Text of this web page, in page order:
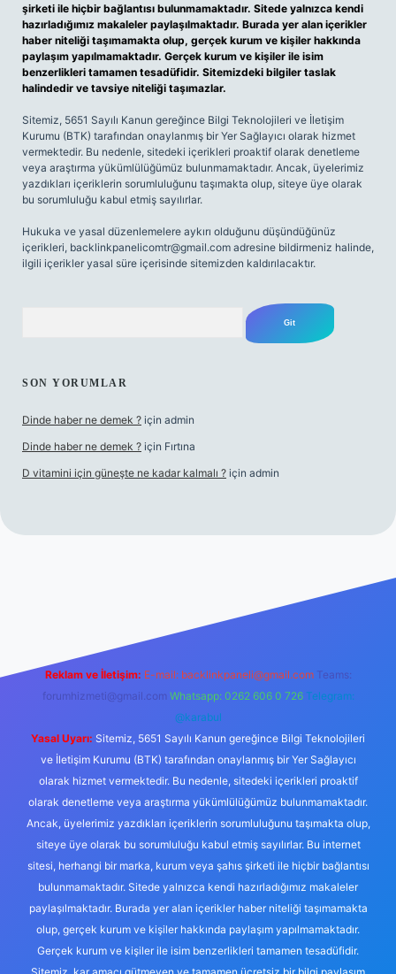
şirketi ile hiçbir bağlantısı bulunmamaktadır. Sitede yalnızca kendi
hazırladığımız makaleler paylaşılmaktadır. Burada yer alan içerikler
haber niteliği taşımamakta olup, gerçek kurum ve kişiler hakkında
paylaşım yapılmamaktadır. Gerçek kurum ve kişiler ile isim
benzerlikleri tamamen tesadüfidir. Sitemizdeki bilgiler taslak
halindedir ve tavsiye niteliği taşımazlar.
Sitemiz, 5651 Sayılı Kanun gereğince Bilgi Teknolojileri ve İletişim
Kurumu (BTK) tarafından onaylanmış bir Yer Sağlayıcı olarak hizmet
vermektedir. Bu nedenle, sitedeki içerikleri proaktif olarak denetleme
veya araştırma yükümlülüğümüz bulunmamaktadır. Ancak, üyelerimiz
yazdıkları içeriklerin sorumluluğunu taşımakta olup, siteye üye olarak
bu sorumluluğu kabul etmiş sayılırlar.
Hukuka ve yasal düzenlemelere aykırı olduğunu düşündüğünüz
içerikleri, backlinkpanelicomtr@gmail.com adresine bildirmeniz halinde,
ilgili içerikler yasal süre içerisinde sitemizden kaldırılacaktır.
SON YORUMLAR
Dinde haber ne demek ? için admin
Dinde haber ne demek ? için Fırtına
D vitamini için güneşte ne kadar kalmalı ? için admin
Reklam ve İletişim: E-mail: backlinkpaneli@gmail.com Teams:
forumhizmeti@gmail.com Whatsapp: 0262 606 0 726 Telegram:
@karabul
Yasal Uyarı: Sitemiz, 5651 Sayılı Kanun gereğince Bilgi Teknolojileri
ve İletişim Kurumu (BTK) tarafından onaylanmış bir Yer Sağlayıcı
olarak hizmet vermektedir. Bu nedenle, sitedeki içerikleri proaktif
olarak denetleme veya araştırma yükümlülüğümüz bulunmamaktadır.
Ancak, üyelerimiz yazdıkları içeriklerin sorumluluğunu taşımakta olup,
siteye üye olarak bu sorumluluğu kabul etmiş sayılırlar. Bu internet
sitesi, herhangi bir marka, kurum veya şahıs şirketi ile hiçbir bağlantısı
bulunmamaktadır. Sitede yalnızca kendi hazırladığımız makaleler
paylaşılmaktadır. Burada yer alan içerikler haber niteliği taşımamakta
olup, gerçek kurum ve kişiler hakkında paylaşım yapılmamaktadır.
Gerçek kurum ve kişiler ile isim benzerlikleri tamamen tesadüfidir.